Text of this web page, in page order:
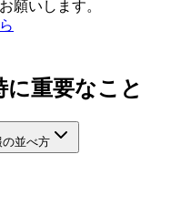
願いします。
に重要なこと
並べ方